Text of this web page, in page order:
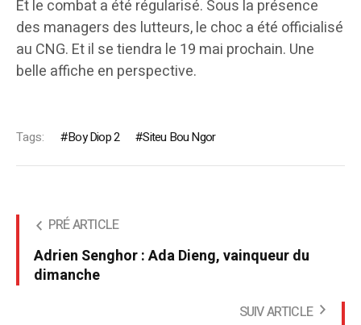
Et le combat a été régularisé. Sous la présence
des managers des lutteurs, le choc a été officialisé
au CNG. Et il se tiendra le 19 mai prochain. Une
belle affiche en perspective.
Tags: Boy Diop 2 Siteu Bou Ngor
PRÉ ARTICLE
Adrien Senghor : Ada Dieng, vainqueur du
dimanche
SUIV ARTICLE